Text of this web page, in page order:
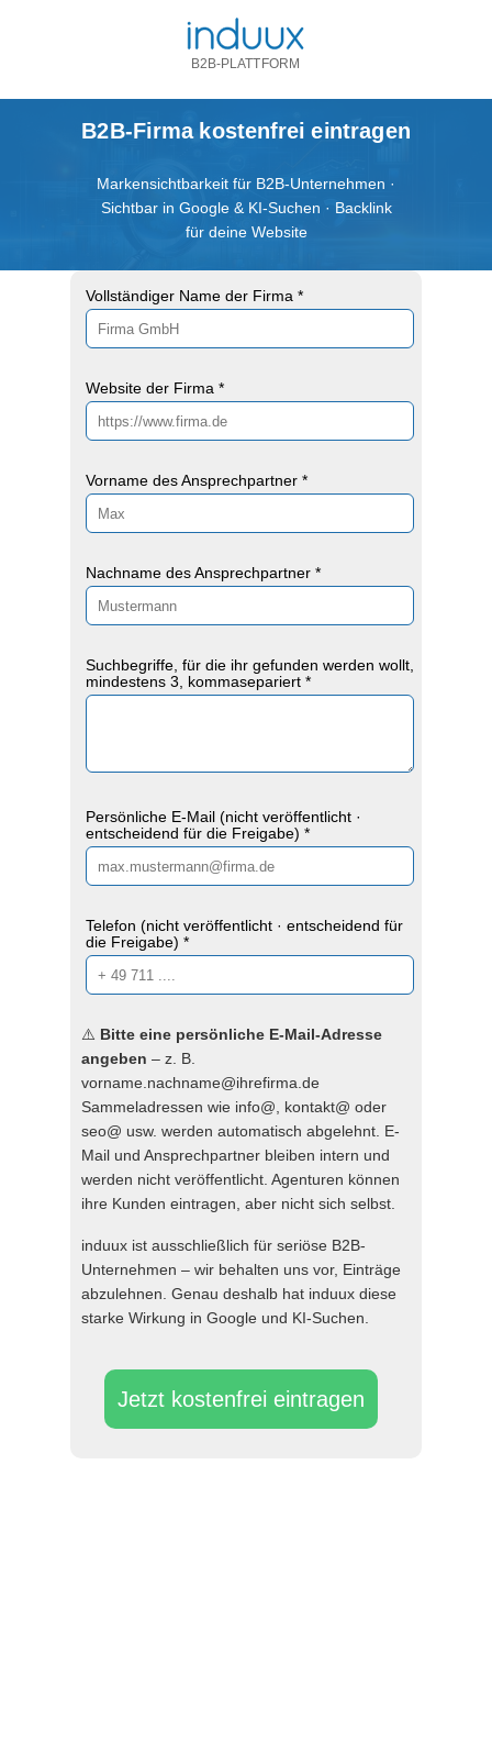
B2B-Firma kostenfrei eintragen
B2B-PLATTFORM
Vollständiger Name der Firma *
Website der Firma *
Vorname des Ansprechpartner *
Nachname des Ansprechpartner *
Suchbegriffe, für die ihr gefunden werden wollt,
mindestens 3, kommasepariert *
Persönliche E-Mail (nicht veröffentlicht ·
entscheidend für die Freigabe) *
Telefon (nicht veröffentlicht · entscheidend für
die Freigabe) *
Jetzt kostenfrei eintragen
⚠️ Bitte eine persönliche E-Mail-Adresse
angeben – z. B.
vorname.nachname@ihrefirma.de
Sammeladressen wie info@, kontakt@ oder
seo@ usw. werden automatisch abgelehnt. E-
Mail und Ansprechpartner bleiben intern und
werden nicht veröffentlicht. Agenturen können
ihre Kunden eintragen, aber nicht sich selbst.
induux ist ausschließlich für seriöse B2B-
Unternehmen – wir behalten uns vor, Einträge
abzulehnen. Genau deshalb hat induux diese
starke Wirkung in Google und KI-Suchen.
Markensichtbarkeit für B2B-Unternehmen ·
Sichtbar in Google & KI-Suchen · Backlink
für deine Website